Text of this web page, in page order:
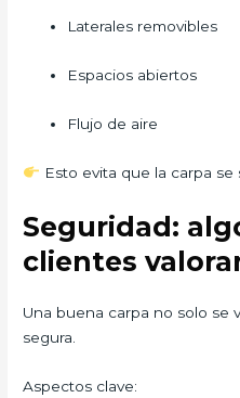
Laterales removibles
Espacios abiertos
Flujo de aire
Esto evita que la carpa
Seguridad:
clientes
Una buena carpa no solo se
segura.
Aspectos clave: